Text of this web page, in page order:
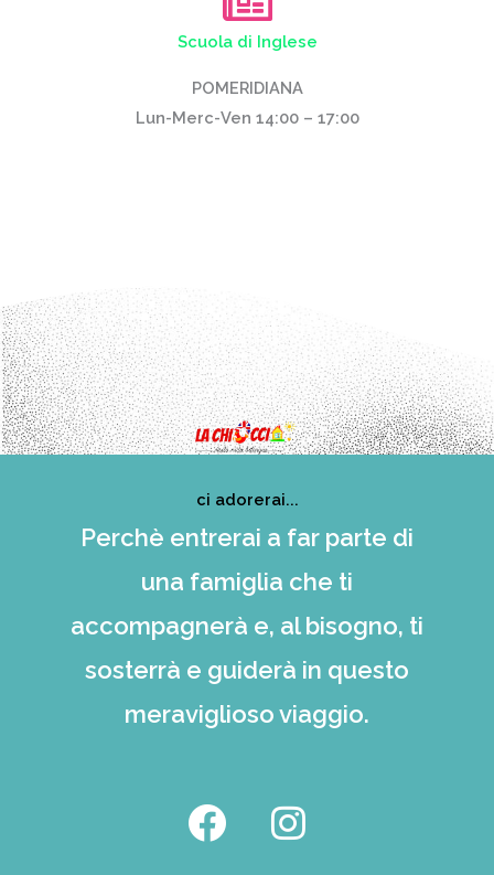
Scuola di Inglese
POMERIDIANA
Lun-Merc-Ven 14:00 – 17:00
ci adorerai...
Perchè entrerai a far parte di
una famiglia che ti
accompagnerà e, al bisogno, ti
sosterrà e guiderà in questo
meraviglioso viaggio.
a
c
n
s